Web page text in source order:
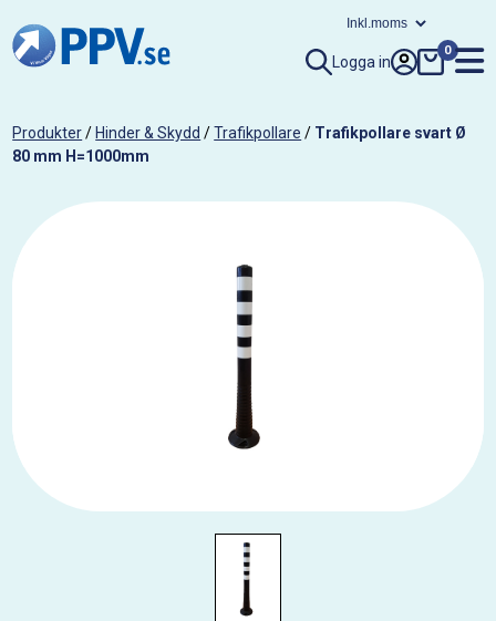
Logga in
0
Produkter/ Hinder & Skydd /Trafikpollare / Trafikpollare svart Ø
80 mm H=1000mm